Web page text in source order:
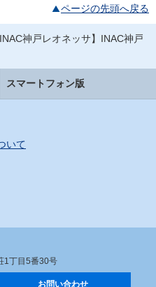
ページの先頭へ戻る
神戸レオネッサ】INAC神戸
スマートフォン版
いて
1丁目5番30号
お問い合わせ